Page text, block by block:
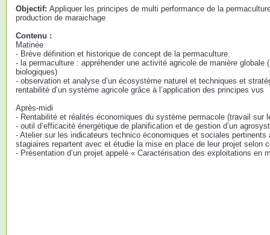
Objectif: Appliquer les principes de multi performance de la
production de maraichage
Contenu :
Matinée
- Brève définition et historique de concept de la permaculture.
- la permaculture : appréhender une activité agricole de manière globale
biologiques)
- observation et analyse d’un écosystème naturel et techniques et
rentabilité d’un système agricole grâce à l’application des principes vus
Après-midi
- Rentabilité et réalités économiques du système permacole (travail sur
- outil d’efficacité énergétique de planification et de gestion d’un
- Atelier sur les indicateurs technico économiques et sociales pertinents
stagiaires repartent avec et étudie la mise en place de leur projet selon
- Présentation d’un projet appelé « Caractérisation des exploitations en